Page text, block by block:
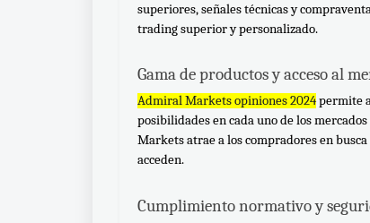
superiores, señales técnicas y
trading superior y personalizado.
Gama de productos y acceso al
Admiral Markets opiniones 2024 permite
posibilidades en cada uno de los
Markets atrae a los compradores en
acceden.
Cumplimiento normativo y